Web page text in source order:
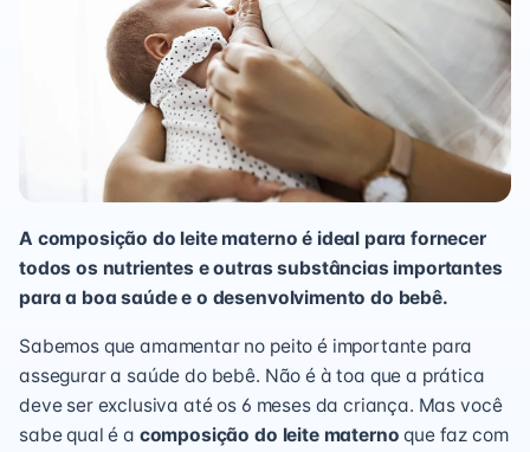
A composição do leite materno é ideal para fornecer
todos os nutrientes e outras substâncias importantes
para a boa saúde e o desenvolvimento do bebê.
Sabemos queamamentarno peito é importante para
assegurar a saúde do bebê. Não é à toa que a prática
deve ser exclusiva até os 6 meses da criança. Mas você
sabe qual é a composição do leite materno que faz com